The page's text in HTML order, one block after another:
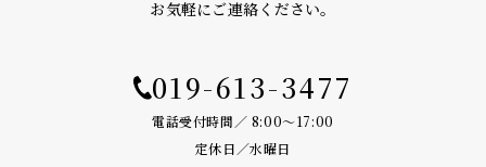
お気軽にご連絡ください。
019-613-3477
電話受付時間／ 8:00〜17:00
定休日／水曜日